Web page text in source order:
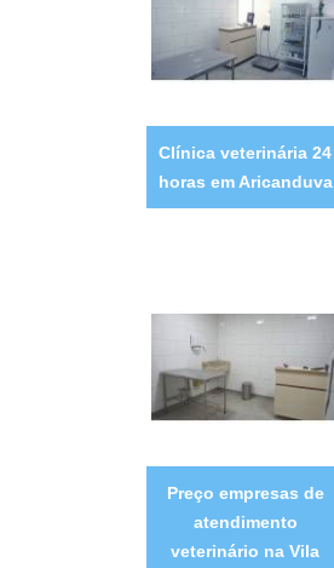
Clínica veterinária 24
horas em Aricanduva
Preço empresas de
atendimento
veterinário na Vila